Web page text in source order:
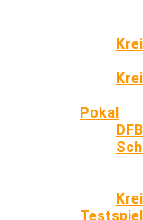
Pokal
Testspiel